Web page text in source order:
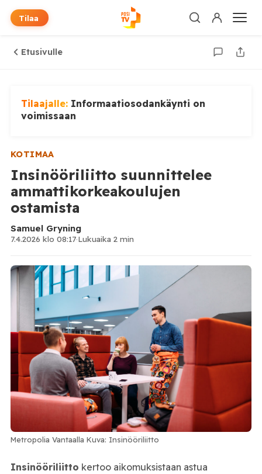
Tilaa
Etusivulle
Tilaajalle: Informaatiosodankäynti on
voimissaan
KOTIMAA
Insinööriliitto suunnittelee
ammattikorkeakoulujen
ostamista
Samuel Gryning
7.4.2026 klo 08:17·Lukuaika 2 min
Metropolia Vantaalla Kuva: Insinööriliitto
Insinööriliitto kertoo aikomuksistaan astua